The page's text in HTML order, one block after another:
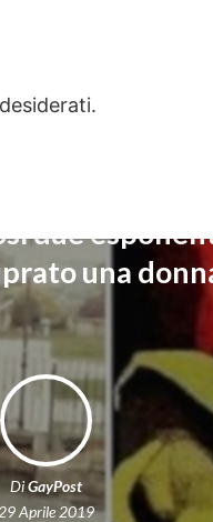
due
una
DiGayPost
29 Aprile 2019